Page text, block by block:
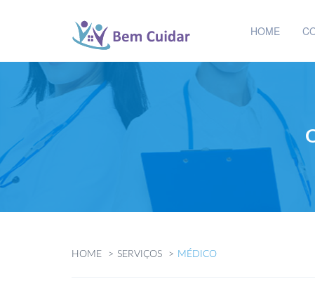
HOME
HOME SERVIÇOS MÉDICO